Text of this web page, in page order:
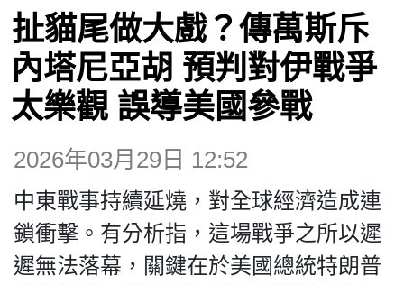
觀點
博客
視頻
昔日
扯貓尾做大戲？傳萬斯斥
內塔尼亞胡 預判對伊戰爭
太樂觀 誤導美國參戰
2026年03月29日 12:52
中東戰事持續延燒，對全球經濟造成連
鎖衝擊。有分析指，這場戰爭之所以遲
遲無法落幕，關鍵在於美國總統特朗普